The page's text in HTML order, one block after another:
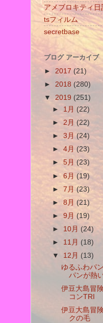
アメブロキティ日
tsフィルム
secretbase
ブログ アーカイブ
► 2017 (21)
► 2018 (280)
▼ 2019 (251)
► 1月 (22)
►2月(22)
►3月(24)
►4月 (23)
►5月(23)
►6月 (19)
►7月(23)
►8月(21)
►9月(19)
► 10月 (24)
► 11月 (18)
▼ 12月 (13)
ゆるふわパ
パンが熱
伊豆大島
コンTRI
伊豆大島冒
クの毛